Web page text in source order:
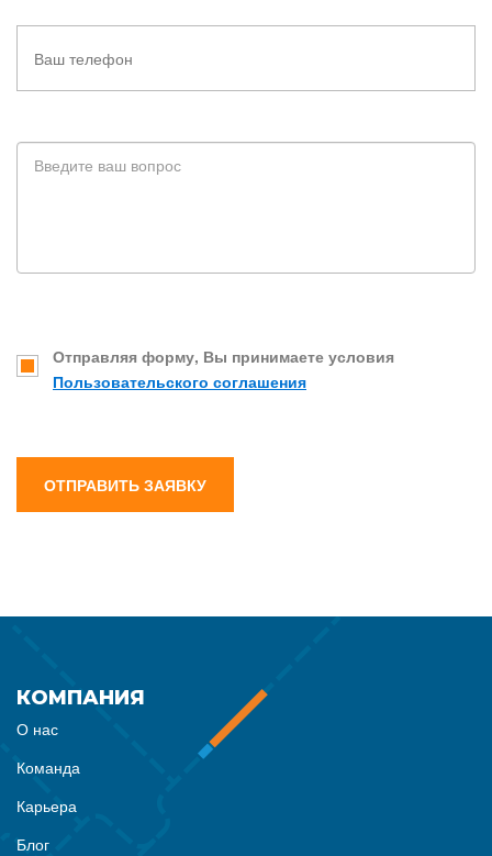
Отправляя форму, Вы принимаете условия
Пользовательского соглашения
ОТПРАВИТЬ ЗАЯВКУ
КОМПАНИЯ
О нас
Команда
Карьера
Блог